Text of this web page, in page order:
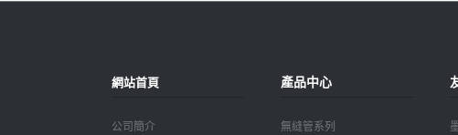
網站首頁
公司簡介
產品中心
無縫管系列